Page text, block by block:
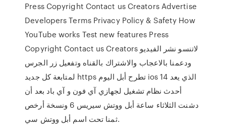
Press Copyright Contact us Creators Advertise
Developers Terms Privacy Policy & Safety How
YouTube works Test new features Press
Copyright Contact us Creators لاتنسو نشر الفيديو
ودعمنا بالاعجاب والاشتراك بالقناه وتفعيل زر الجرس
لمتابعة كل جديد https تطرح أبل اليوم ios 14 الذي يعد
أحدث نظام تشغيل لجهازي آي فون و آي باد بعد أن
دشنت الثلاثاء ساعة أبل ووتش سيريس 6 ونسخة أرخص
ثمنا تحت اسم أبل ووتش سي.